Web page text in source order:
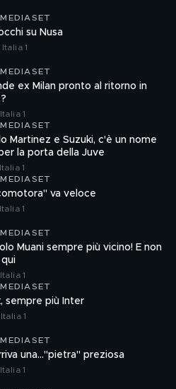
su Nusa
1
ex Milan pronto al ritorno in
1
Martinez e Suzuki, c'è un nome
la porta della Juve
1
va veloce
1
Muani sempre più vicino! E non
1
sempre più Inter
1
una..."pietra" preziosa
1